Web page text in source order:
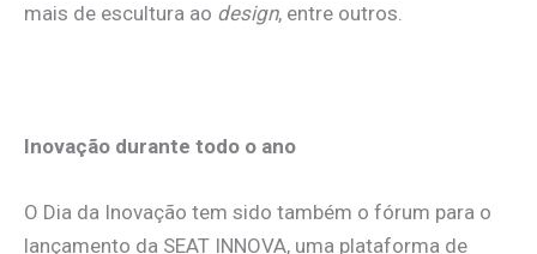
mais de escultura ao design, entre outros.
Inovação durante todo o ano
O Dia da Inovação tem sido também o fórum para o
lançamento da SEAT INNOVA, uma plataforma de